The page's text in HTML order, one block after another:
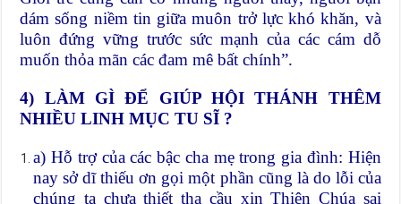
dám sống niềm tin giữa muôn trở lực khó khăn, và
luôn đứng vững trước sức mạnh của các cám dỗ
muốn thỏa mãn các đam mê bất chính”.
4) LÀM GÌ ĐỂ GIÚP HỘI THÁNH THÊM
NHIỀU LINH MỤC TU SĨ ?
a) Hỗ trợ của các bậc cha mẹ trong gia đình: Hiện
nay sở dĩ thiếu ơn gọi một phần cũng là do lỗi của
chúng ta chưa thiết tha cầu xin Thiên Chúa sai